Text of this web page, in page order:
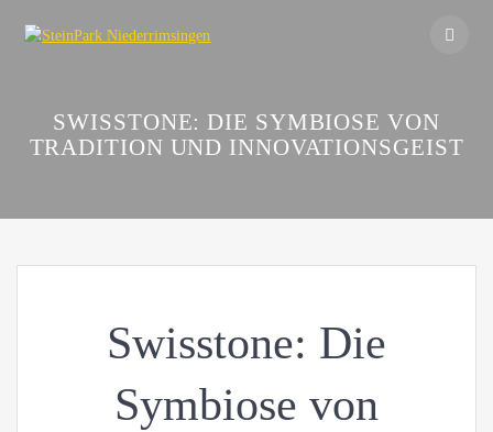
SWISSTONE: DIE SYMBIOSE VON
TRADITION UND INNOVATIONSGEIST
Swisstone: Die
Symbiose von